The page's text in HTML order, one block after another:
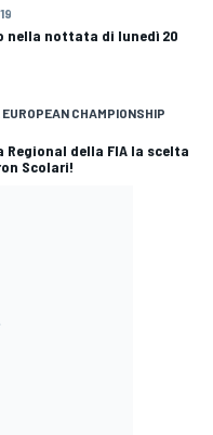
nella nottata di lunedì 20
CHAMPIONSHIP
Regional della FIA la scelta
Scolari!